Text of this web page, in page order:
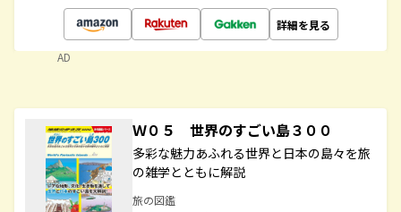
詳細を見る
AD
Ｗ０５ 世界のすごい島３００
多彩な魅力あふれる世界と日本の島々を旅
の雑学とともに解説
旅の図鑑